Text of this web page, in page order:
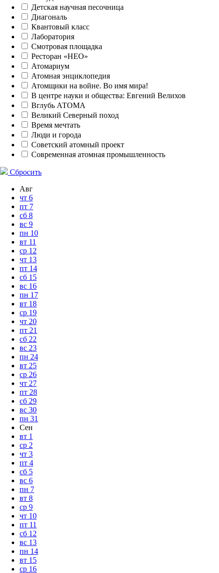
Детская научная песочница
Диагональ
Квантовый класс
Лаборатория
Смотровая площадка
Ресторан «НЕО»
Атомариум
Атомная энциклопедия
Атомщики на войне. Во имя мира!
В центре науки и общества: Евгений Велихов
Вглубь АТОМА
Великий Северный поход
Время мечтать
Люди и города
Советский атомный проект
Современная атомная промышленность
Сбросить
Авг
чт 6
пт 7
сб 8
вс 9
пн 10
вт 11
ср 12
чт 13
пт 14
сб 15
вс 16
пн 17
вт 18
ср 19
чт 20
пт 21
сб 22
вс 23
пн 24
вт 25
ср 26
чт 27
пт 28
сб 29
вс 30
пн 31
Сен
вт 1
ср 2
чт 3
пт 4
сб 5
вс 6
пн 7
вт 8
ср 9
чт 10
пт 11
сб 12
вс 13
пн 14
вт 15
ср 16